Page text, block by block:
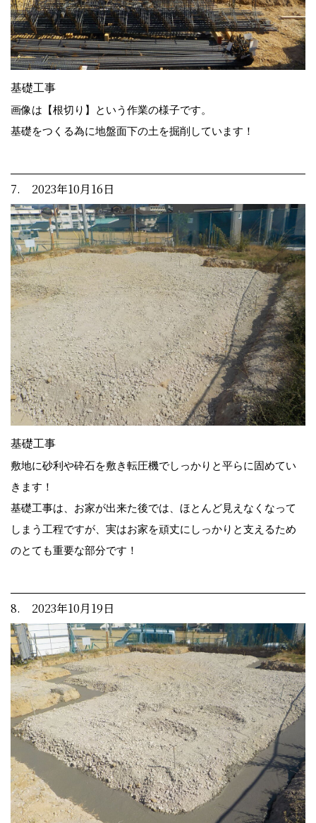
基礎工事
画像は【根切り】という作業の様子です。
基礎をつくる為に地盤面下の土を掘削しています！
7. 2023年10月16日
基礎工事
敷地に砂利や砕石を敷き転圧機でしっかりと平らに固めてい
きます！
基礎工事は、お家が出来た後では、ほとんど見えなくなって
しまう工程ですが、実はお家を頑丈にしっかりと支えるため
のとても重要な部分です！
8. 2023年10月19日